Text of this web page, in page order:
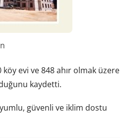
evi ve 848 ahır olmak üzere
kaydetti.
güvenli ve iklim dostu